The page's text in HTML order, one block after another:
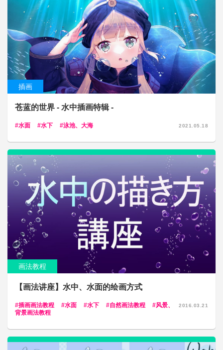
插画
苍蓝的世界 - 水中插画特辑 -
水面 水下 泳池、大海 2021.05.18
画法教程
【画法讲座】水中、水面的绘画方式
插画画法教程 水面 水下 自然画法教程
风景、
背景画法教程
2016.03.21